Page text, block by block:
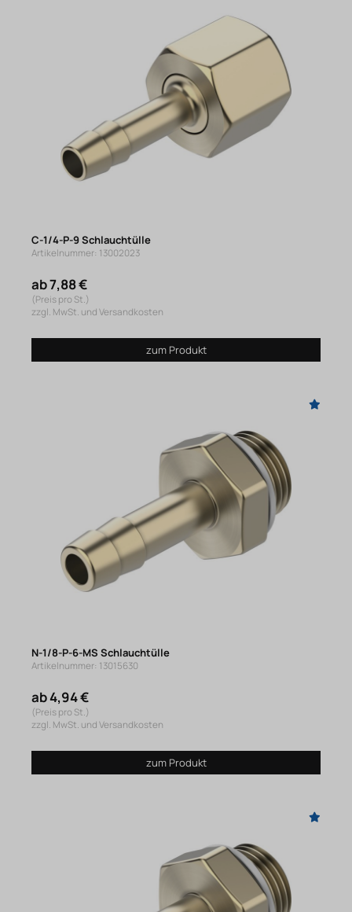
C-1/4-P-9 Schlauchtülle
Artikelnummer: 13002023
ab 7,88 €
(Preis pro St.)
zzgl. MwSt. und Versandkosten
zum Produkt
N-1/8-P-6-MS Schlauchtülle
Artikelnummer: 13015630
ab 4,94 €
(Preis pro St.)
zzgl. MwSt. und Versandkosten
zum Produkt